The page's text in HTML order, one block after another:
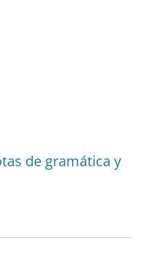
de gramática y